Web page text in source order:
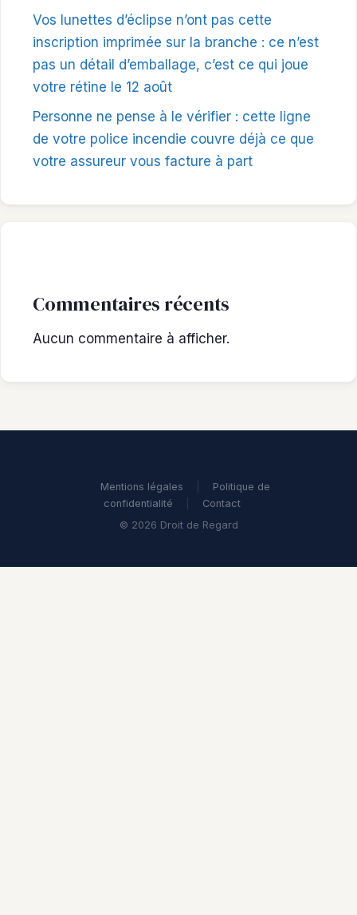
Vos lunettes d’éclipse n’ont pas cette
inscription imprimée sur la branche : ce n’est
pas un détail d’emballage, c’est ce qui joue
votre rétine le 12 août
Personne ne pense à le vérifier : cette ligne
de votre police incendie couvre déjà ce que
votre assureur vous facture à part
Commentaires récents
Aucun commentaire à afficher.
Mentions légales
Politique de
confidentialité
Contact
© 2026 Droit de Regard